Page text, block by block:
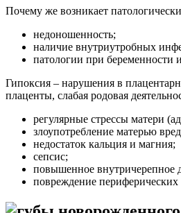
Почему же возникает
недоношенность;
наличие внутриутробных
патологии при беременности
Гипоксия – нарушения в
плаценты, слабая родовая
регулярные стрессы матери
злоупотребление матерью
недостаток кальция и магния;
сепсис;
повышенное внутричерепное
повреждение